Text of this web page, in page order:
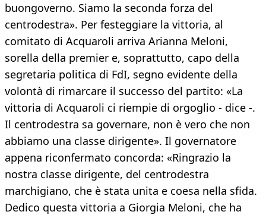
buongoverno. Siamo la seconda forza del
centrodestra». Per festeggiare la vittoria, al
comitato di Acquaroli arriva Arianna Meloni,
sorella della premier e, soprattutto, capo della
segretaria politica di FdI, segno evidente della
volontà di rimarcare il successo del partito: «La
vittoria di Acquaroli ci riempie di orgoglio - dice -.
Il centrodestra sa governare, non è vero che non
abbiamo una classe dirigente». Il governatore
appena riconfermato concorda: «Ringrazio la
nostra classe dirigente, del centrodestra
marchigiano, che è stata unita e coesa nella sfida.
Dedico questa vittoria a Giorgia Meloni, che ha